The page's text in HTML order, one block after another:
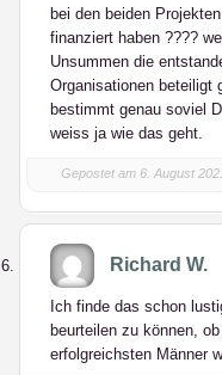
bei den beiden
finanziert haben ????
Unsummen die
Organisationen beteiligt
bestimmt genau soviel
weiss ja wie das geht.
Gepostet am 6. August
Richard W.
Ich finde das schon
beurteilen zu können,
erfolgreichsten Männer